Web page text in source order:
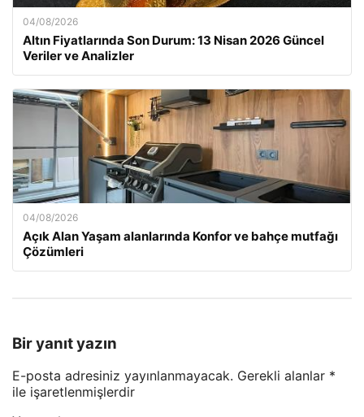
04/08/2026
Altın Fiyatlarında Son Durum: 13 Nisan 2026 Güncel
Veriler ve Analizler
04/08/2026
Açık Alan Yaşam alanlarında Konfor ve bahçe mutfağı
Çözümleri
Bir yanıt yazın
E-posta adresiniz yayınlanmayacak. Gerekli alanlar *
ile işaretlenmişlerdir